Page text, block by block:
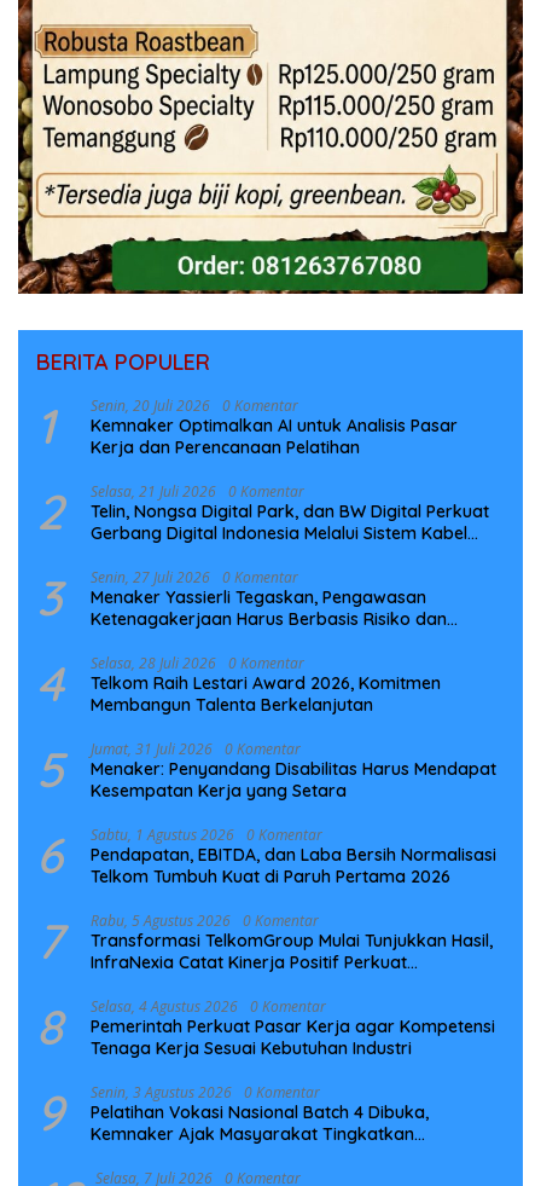
BERITA POPULER
1 Senin, 20 Juli 2026 0 Komentar
Kemnaker Optimalkan AI untuk Analisis Pasar
Kerja dan Perencanaan Pelatihan
2 Selasa, 21 Juli 2026 0 Komentar
Telin, Nongsa Digital Park, dan BW Digital Perkuat
Gerbang Digital Indonesia Melalui Sistem Kabel
3 Senin, 27 Juli 2026 0 Komentar
Menaker Yassierli Tegaskan, Pengawasan
Ketenagakerjaan Harus Berbasis Risiko dan
4 Selasa, 28 Juli 2026 0 Komentar
Telkom Raih Lestari Award 2026, Komitmen
Membangun Talenta Berkelanjutan
5 Jumat, 31 Juli 2026 0 Komentar
Menaker: Penyandang Disabilitas Harus Mendapat
Kesempatan Kerja yang Setara
6 Sabtu, 1 Agustus 2026 0 Komentar
Pendapatan, EBITDA, dan Laba Bersih Normalisasi
Telkom Tumbuh Kuat di Paruh Pertama 2026
7 Rabu, 5 Agustus 2026 0 Komentar
Transformasi TelkomGroup Mulai Tunjukkan Hasil,
InfraNexia Catat Kinerja Positif Perkuat
8 Selasa, 4 Agustus 2026 0 Komentar
Pemerintah Perkuat Pasar Kerja agar Kompetensi
Tenaga Kerja Sesuai Kebutuhan Industri
9 Senin, 3 Agustus 2026 0 Komentar
Pelatihan Vokasi Nasional Batch 4 Dibuka,
Kemnaker Ajak Masyarakat Tingkatkan
Selasa, 7 Juli 2026 0 Komentar